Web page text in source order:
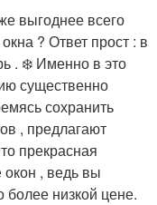
выгоднее всего
? Ответ прост : в
. ❄️ Именно в это
существенно
сохранить
, предлагают
прекрасная
окон , ведь вы
более низкой цене.